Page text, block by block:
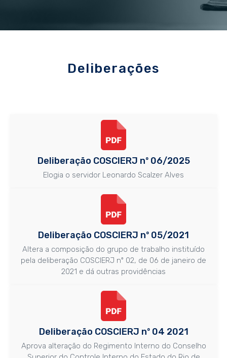
Deliberações
Deliberação COSCIERJ nº 06/2025
Elogia o servidor Leonardo Scalzer Alves
Deliberação COSCIERJ nº 05/2021
Altera a composição do grupo de trabalho instituído
pela deliberação COSCIERJ nº 02, de 06 de janeiro de
2021 e dá outras providências
Deliberação COSCIERJ nº 04 2021
Aprova alteração do Regimento Interno do Conselho